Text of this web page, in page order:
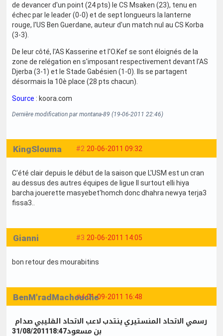
de devancer d'un point (24 pts) le CS Msaken (23), tenu en
échec par le leader (0-0) et de sept longueurs la lanterne
rouge, l'US Ben Guerdane, auteur d'un match nul au CS Korba
(3-3).
De leur côté, l'AS Kasserine et l'O.Kef se sont éloignés de la
zone de relégation en s'imposant respectivement devant l'AS
Djerba (3-1) et le Stade Gabésien (1-0). Ils se partagent
désormais la 10è place (28 pts chacun).
Source : koora.com
Dernière modification par montana-89 (19-06-2011 22:46)
#2 20-06-2011 09:32
KingSlouma
C'été clair depuis le début de la saison que L'USM est un cran
au dessus des autres équipes de ligue II surtout elli hiya
barcha jouerette masyebet'homch donc dhahra newya terja3
fissa3..
#3 20-06-2011 14:05
Gianni
bon retour des mourabitins
#4 01-09-2011 16:48
BenM'radMachouche
بن مسعود31/08/201118:47